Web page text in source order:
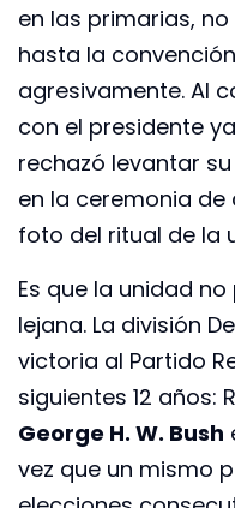
en las primarias,
hasta la
agresivamente. Al
con el presidente
rechazó levantar
en la ceremonia de
foto del ritual de la
Es que la unidad
lejana. La división
victoria al Partido
siguientes 12 años:
George H. W. Bush
vez que un mismo